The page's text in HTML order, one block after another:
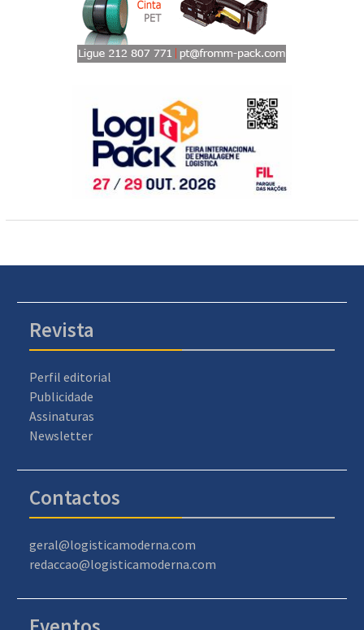
Revista
Perfil editorial
Publicidade
Assinaturas
Newsletter
Contactos
geral@logisticamoderna.com
redaccao@logisticamoderna.com